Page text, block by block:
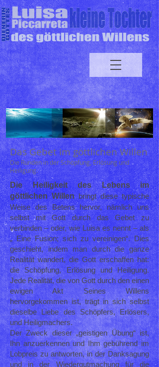
Das Gebet im göttlichenWillen
Die Runden in der Schöpfung, Erlösung und
Heiligung.
Die Heiligkeit des Lebens im
göttlichen Willenbringt diese typische
Weise des Betens hervor, nämlich uns
selbst mit Gott durch das Gebet zu
verbinden – oder, wie Luisa es nennt – als
„ Eine Fusion; sich zu vereinigen“. Dies
geschieht, indem man durch die ganze
Realität wandert, die Gott erschaffen hat:
die Schöpfung, Erlösung und Heiligung.
Jede Realität, die von Gott durch den einen
ewigen Akt Seines Willens
hervorgekommen ist, trägt in sich selbst
dieselbe Liebe des Schöpfers, Erlösers,
und Heiligmachers.
Der Zweck dieser „geistigen Übung“ ist,
Ihn anzuerkennen und Ihm gebührend im
Lobpreis zu antworten, in der Danksagung
und in der Wiedergutmachung für die